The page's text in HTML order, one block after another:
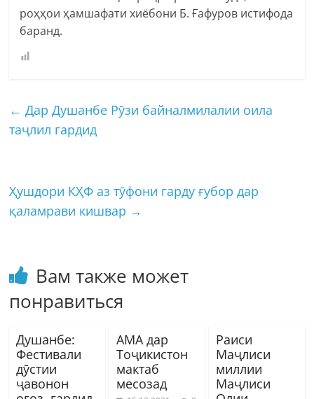
роҳҳои ҳамшафати хиёбони Б. Ғафуров истифода
баранд.
← Дар Душанбе Рӯзи байналмилалии оила
таҷлил гардид
Ҳушдори КҲФ аз тӯфони гарду ғубор дар
қаламрави кишвар →
Вам также может
понравиться
Душанбе:
Фестивали
дӯстии
ҷавонон
АМА дар
Тоҷикистон
мактаб
месозад
Раиси
Маҷлиси
миллии
Маҷлиси